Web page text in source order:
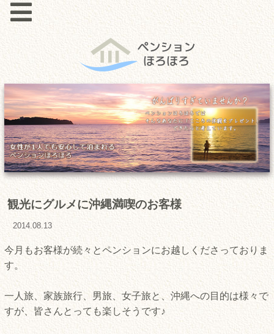
観光にグルメに沖縄満喫のお客様
2014.08.13
今月もお客様が続々とペンションにお越しくださっておりま
す。
一人旅、家族旅行、男旅、女子旅と、沖縄への目的は様々で
すが、皆さんとっても楽しそうです♪